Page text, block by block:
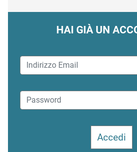
HAI GIÀ UN